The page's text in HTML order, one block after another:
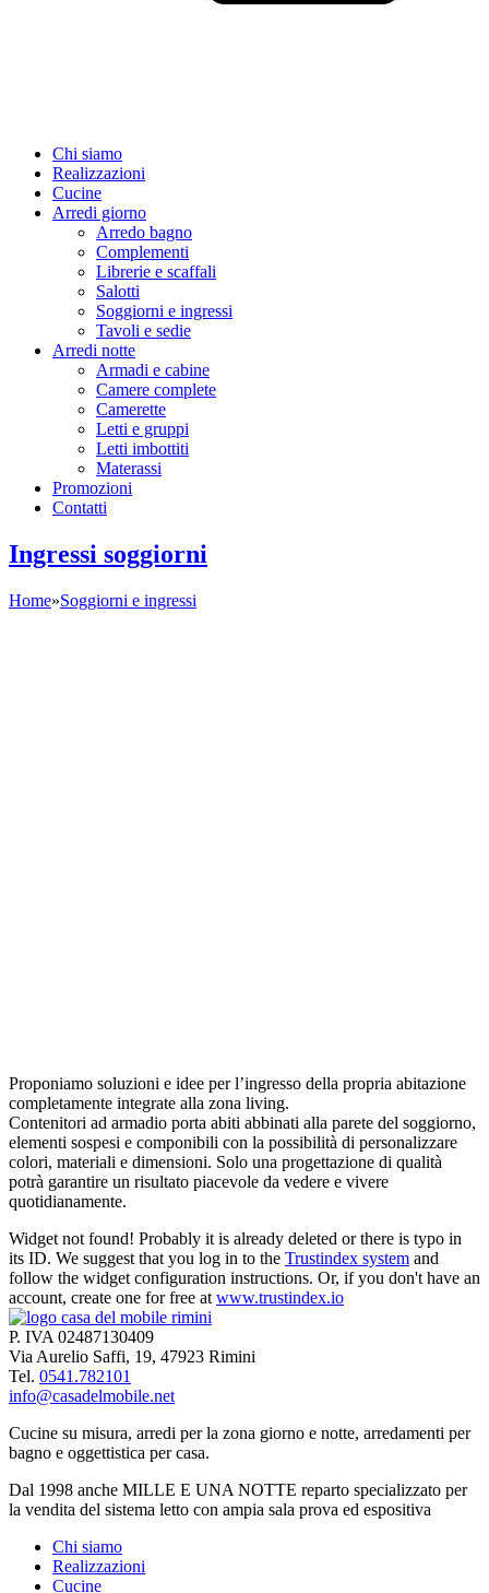
Chi siamo
Realizzazioni
Cucine
Arredi giorno
Arredo bagno
Complementi
Librerie e scaffali
Salotti
Soggiorni e ingressi
Tavoli e sedie
Arredi notte
Armadi e cabine
Camere complete
Camerette
Letti e gruppi
Letti imbottiti
Materassi
Promozioni
Contatti
Ingressi soggiorni
Home»Soggiorni e ingressi
Proponiamo soluzioni e idee per l’ingresso della propria abitazione
completamente integrate alla zona living.
Contenitori ad armadio porta abiti abbinati alla parete del soggiorno,
elementi sospesi e componibili con la possibilità di personalizzare
colori, materiali e dimensioni. Solo una progettazione di qualità
potrà garantire un risultato piacevole da vedere e vivere
quotidianamente.
Widget not found! Probably it is already deleted or there is typo in
its ID. We suggest that you log in to the Trustindex system and
follow the widget configuration instructions. Or, if you don't have an
account, create one for free at www.trustindex.io
P. IVA 02487130409
Via Aurelio Saffi, 19, 47923 Rimini
Tel. 0541.782101
info@casadelmobile.net
Cucine su misura, arredi per la zona giorno e notte, arredamenti per
bagno e oggettistica per casa.
Dal 1998 anche MILLE E UNA NOTTE reparto specializzato per
la vendita del sistema letto con ampia sala prova ed espositiva
Chi siamo
Realizzazioni
Cucine